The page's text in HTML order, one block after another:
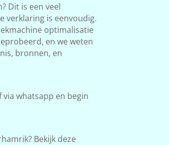
Dit is een veel
verklaring is eenvoudig.
optimalisatie
en we weten
bronnen, en
whatsapp en begin
Bekijk deze